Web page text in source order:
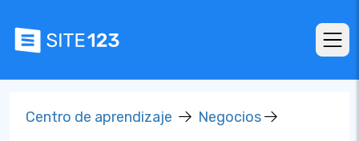
Centro de aprendizaje Negocios